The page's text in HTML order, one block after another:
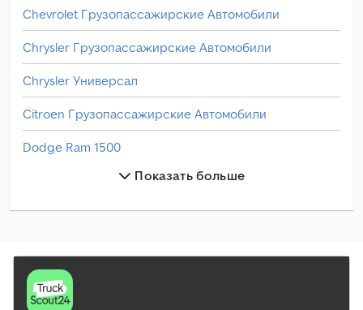
Chevrolet Грузопассажирские Автомобили
Chrysler Грузопассажирские Автомобили
Chrysler Универсал
Citroen Грузопассажирские Автомобили
Dodge Ram 1500
Dodge Ram 1500 Грузопассажирские Автомобили
Dodge Ram 3500 Грузопассажирские Автомобили
Dodge Универсал
Показать больше